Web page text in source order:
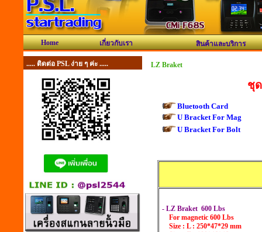
Home เกี่ยวกับเรา สินค้าและบริการ
..... ติดต่อ PSL ง่าย ๆ ค่ะ ..... LZ Braket
ชุ
Bluetooth Card
U Bracket For Mag
U Bracket For Bolt
- LZ Braket 600 Lbs
For magnetic 600 Lbs
Size : L : 250*47*29 mm